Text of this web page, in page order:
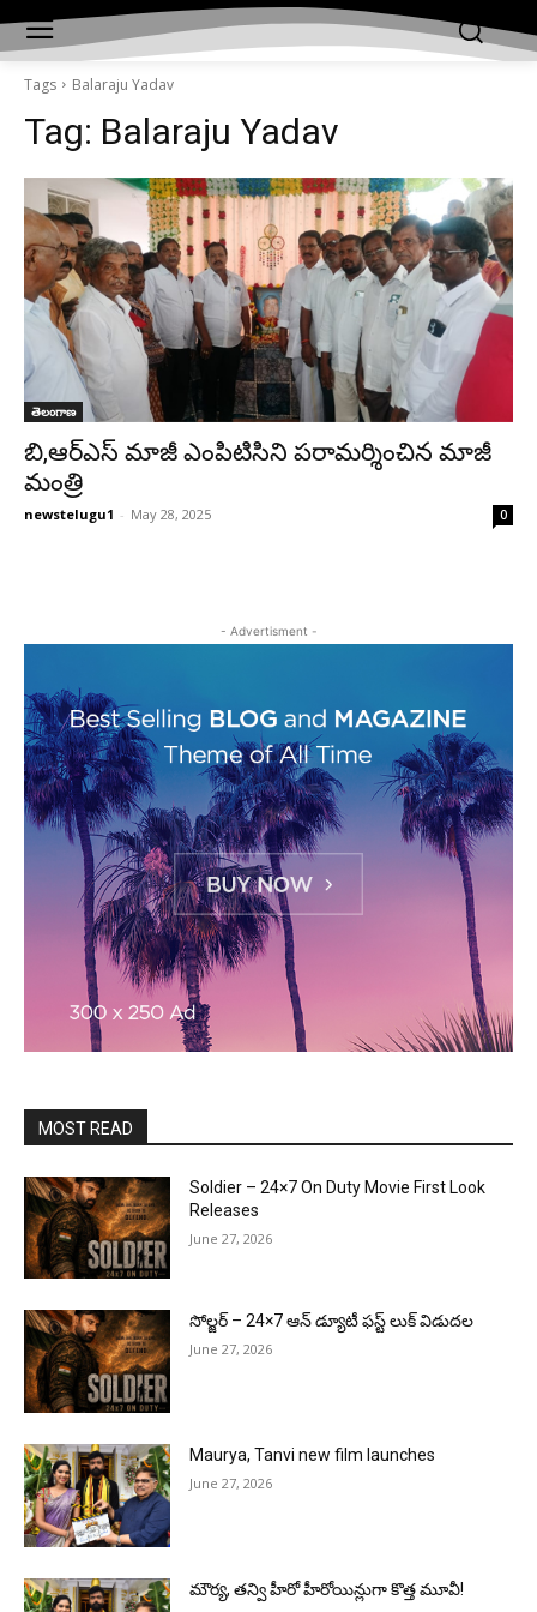
Tags Balaraju Yadav
Tag: Balaraju Yadav
తెలంగాణ
బి,ఆర్ఎస్ మాజీ ఎంపిటిసిని పరామర్శించిన మాజీ
మంత్రి
newstelugu1 - May 28, 2025 0
- Advertisment -
MOST READ
Soldier – 24×7 On Duty Movie First Look
Releases
June 27, 2026
సోల్జర్ – 24×7 ఆన్ డ్యూటీ ఫస్ట్ లుక్ విడుదల
June 27, 2026
Maurya, Tanvi new film launches
June 27, 2026
మౌర్య‌, త‌న్వి హీరో హీరోయిన్లుగా కొత్త మూవీ!